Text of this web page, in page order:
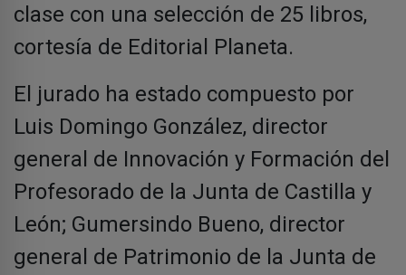
clase con una selección de 25 libros,
cortesía de Editorial Planeta.
El jurado ha estado compuesto por
Luis Domingo González, director
general de Innovación y Formación del
Profesorado de la Junta de Castilla y
León; Gumersindo Bueno, director
general de Patrimonio de la Junta de